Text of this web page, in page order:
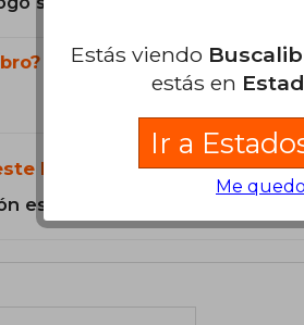
libro?
es Tapa Dura.
Estás viendo
estás en
Ir a
Me